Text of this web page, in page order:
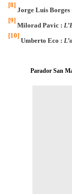
[8]
Jorge Luis Borges
[9]
Milorad Pavic :
[10]
Umberto Eco :
Parador San